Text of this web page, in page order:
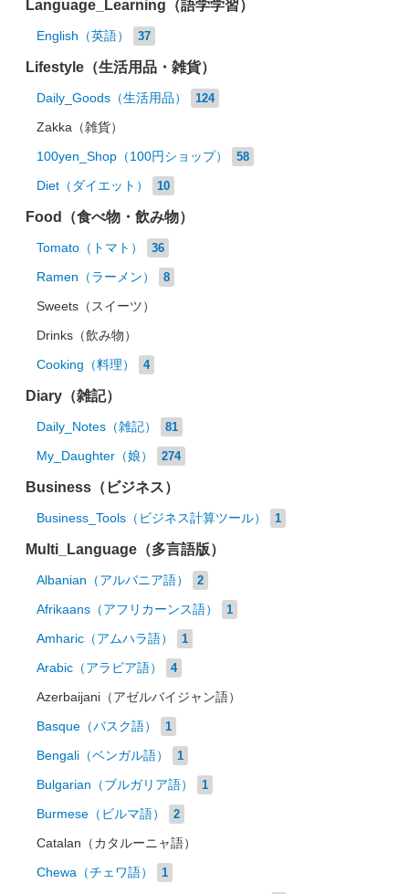
Language_Learning（語学学習）
English（英語） 37
Lifestyle（生活用品・雑貨）
Daily_Goods（生活用品） 124
Zakka（雑貨）
100yen_Shop（100円ショップ） 58
Diet（ダイエット） 10
Food（食べ物・飲み物）
Tomato（トマト） 36
Ramen（ラーメン） 8
Sweets（スイーツ）
Drinks（飲み物）
Cooking（料理） 4
Diary（雑記）
Daily_Notes（雑記） 81
My_Daughter（娘） 274
Business（ビジネス）
Business_Tools（ビジネス計算ツール） 1
Multi_Language（多言語版）
Albanian（アルバニア語） 2
Afrikaans（アフリカーンス語） 1
Amharic（アムハラ語） 1
Arabic（アラビア語） 4
Azerbaijani（アゼルバイジャン語）
Basque（バスク語） 1
Bengali（ベンガル語） 1
Bulgarian（ブルガリア語） 1
Burmese（ビルマ語） 2
Catalan（カタルーニャ語）
Chewa（チェワ語） 1